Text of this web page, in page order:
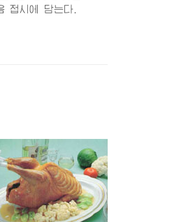
접시에 담는다.